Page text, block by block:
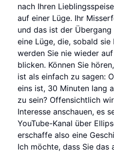
nach Ihren
auf einer Lüge. Ihr
und das ist der
eine Lüge, die, sobald
werden Sie nie wieder
blicken. Können Sie
ist als einfach zu sagen:
eins ist, 30 Minuten lang
zu sein? Offensichtlich
Interesse anschauen, es
YouTube-Kanal über
erschaffe also eine
Ich möchte, dass Sie das